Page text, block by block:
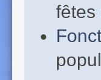
fêtes